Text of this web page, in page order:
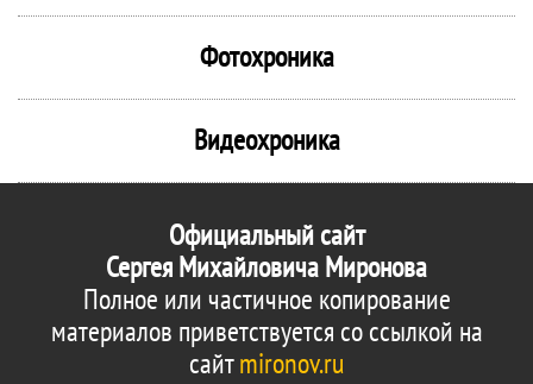
Фотохроника
Видеохроника
Официальный сайт
Сергея Михайловича Миронова
Полное или частичное копирование
материалов приветствуется со ссылкой на
сайтmironov.ru